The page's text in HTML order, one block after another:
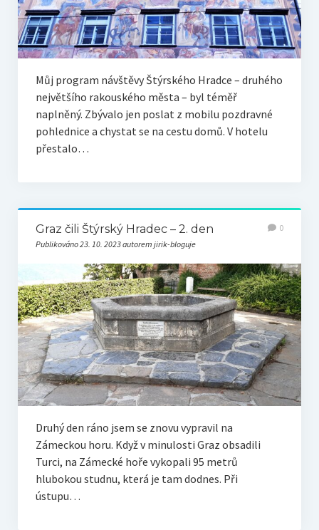
Můj program návštěvy Štýrského Hradce – druhého
největšího rakouského města – byl téměř
naplněný. Zbývalo jen poslat z mobilu pozdravné
pohlednice a chystat se na cestu domů. V hotelu
přestalo…
Graz čili Štýrský Hradec – 2. den
Publikováno 23. 10. 2023 autorem jirik-bloguje
0
Druhý den ráno jsem se znovu vypravil na
Zámeckou horu. Když v minulosti Graz obsadili
Turci, na Zámecké hoře vykopali 95 metrů
hlubokou studnu, která je tam dodnes. Při
ústupu…